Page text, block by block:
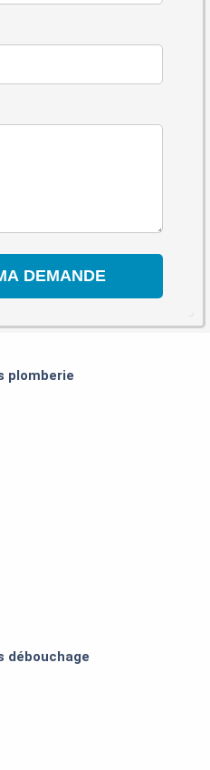
plomberie
débouchage